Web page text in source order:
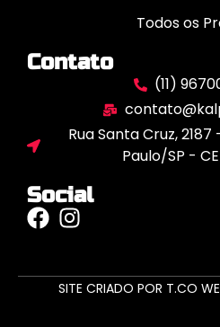
Todos os
Contato
(11)
Rua Santa Cruz,
Paulo/SP -
Social
SITE CRIADO POR T.CO